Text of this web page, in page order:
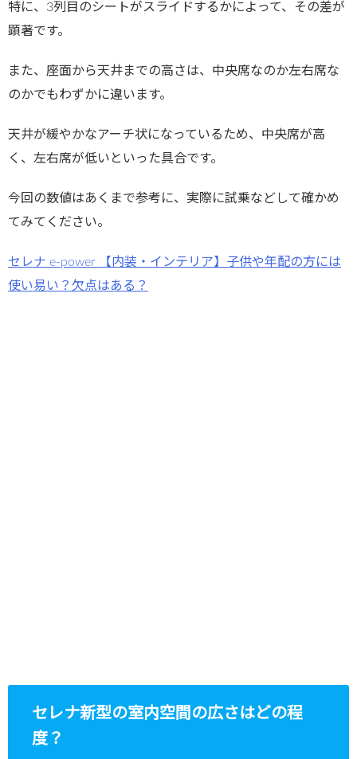
特に、3列目のシートがスライドするかによって、その差が
顕著です。
また、座面から天井までの高さは、中央席なのか左右席な
のかでもわずかに違います。
天井が緩やかなアーチ状になっているため、中央席が高
く、左右席が低いといった具合です。
今回の数値はあくまで参考に、実際に試乗などして確かめ
てみてください。
セレナ e-power 【内装・インテリア】子供や年配の方には
使い易い？欠点はある？
セレナ新型の室内空間の広さはどの程
度？